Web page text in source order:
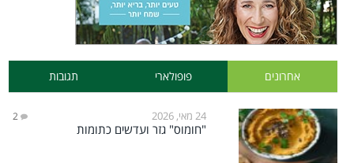
אחרונים פופולארי תגובות
24 מאי, 2026 2
"חומוס" גזר ועדשים כתומות